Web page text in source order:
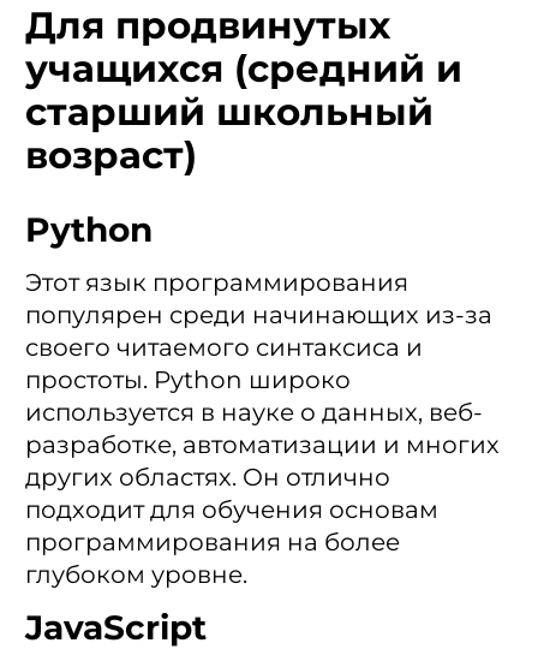
Для продвинутых
учащихся (средний и
старший школьный
возраст)
Python
Этот язык программирования
популярен среди начинающих из-за
своего читаемого синтаксиса и
простоты. Python широко
используется в науке о данных, веб-
разработке, автоматизации и многих
других областях. Он отлично
подходит для обучения основам
программирования на более
глубоком уровне.
JavaScript